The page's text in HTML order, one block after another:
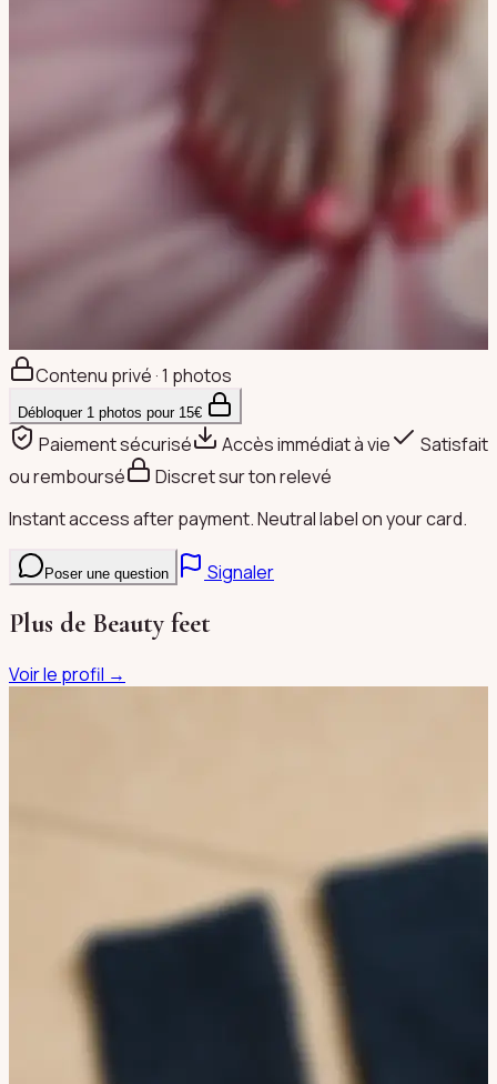
Contenu privé · 1 photos
Débloquer 1 photos pour 15€
Paiement sécurisé Accès immédiat à vie
Satisfait
ou remboursé
Discret sur ton relevé
Instant access after payment. Neutral label on your card.
Poser une question Signaler
Plus de Beauty feet
Voir le profil →